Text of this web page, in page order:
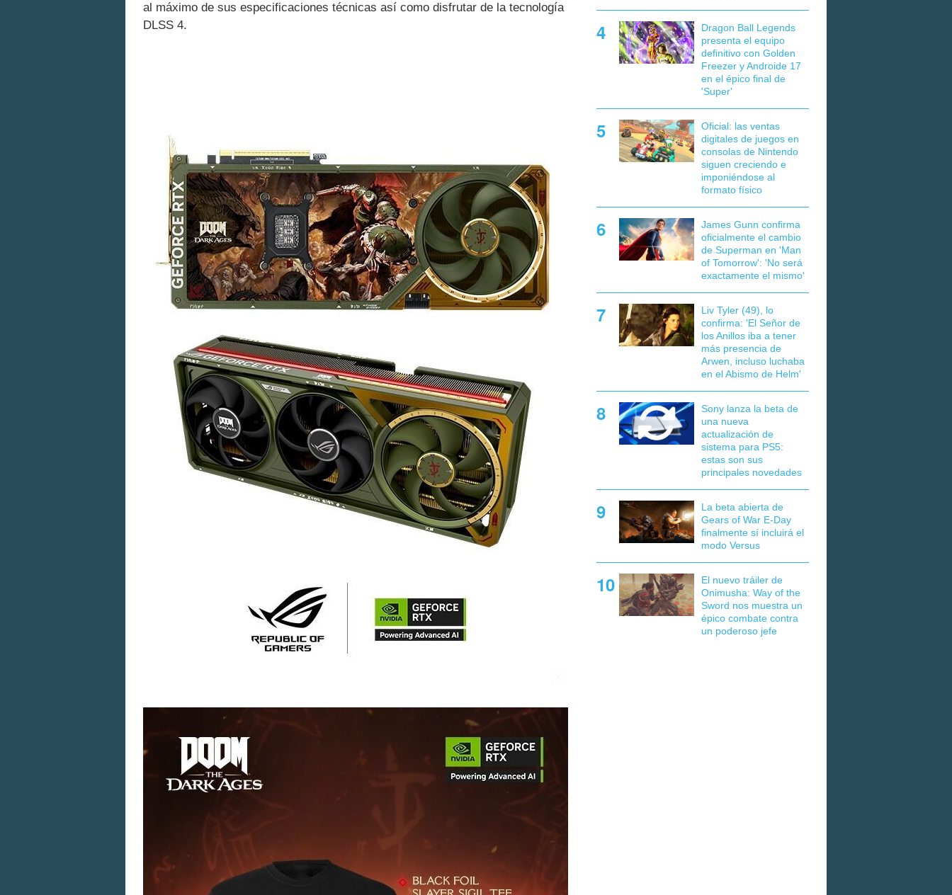
al máximo de sus especificaciones técnicas así como disfrutar de la tecnología
DLSS 4.
Dragon Ball Legends
presenta el equipo
definitivo con Golden
Freezer y Androide 17
en el épico final de
'Super'
Oficial: las ventas
digitales de juegos en
consolas de Nintendo
siguen creciendo e
imponiéndose al
formato físico
James Gunn confirma
oficialmente el cambio
de Superman en 'Man
of Tomorrow': 'No será
exactamente el mismo'
Liv Tyler (49), lo
confirma: 'El Señor de
los Anillos iba a tener
más presencia de
Arwen, incluso luchaba
en el Abismo de Helm'
Sony lanza la beta de
una nueva
actualización de
sistema para PS5:
estas son sus
principales novedades
La beta abierta de
Gears of War E-Day
finalmente sí incluirá el
modo Versus
El nuevo tráiler de
Onimusha: Way of the
Sword nos muestra un
épico combate contra
un poderoso jefe